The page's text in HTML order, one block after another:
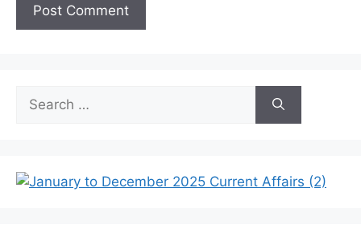
Search
for: